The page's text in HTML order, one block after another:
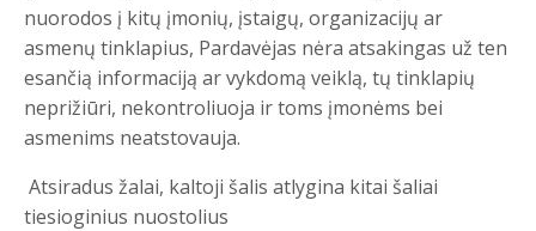
nuorodos į kitų įmonių, įstaigų, organizacijų ar
asmenų tinklapius, Pardavėjas nėra atsakingas už ten
esančią informaciją ar vykdomą veiklą, tų tinklapių
neprižiūri, nekontroliuoja ir toms įmonėms bei
asmenims neatstovauja.
Atsiradus žalai, kaltoji šalis atlygina kitai šaliai
tiesioginius nuostolius